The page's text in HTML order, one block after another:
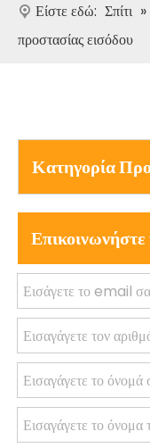
Είστε εδώ: Σπίτι »
προστασίας εισόδου
Κατηγορία
Επικοινωνήστε